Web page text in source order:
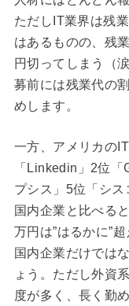
ただしIT業界は残
はあるものの、残
円切ってしまう（
募前には残業代の
めします。
一方、アメリカの
「Linkedin」2位
プシス」5位「シス
国内企業と比べる
万円は”はるかに”
国内企業だけでは
ょう。ただし外資
度が多く、長く勤